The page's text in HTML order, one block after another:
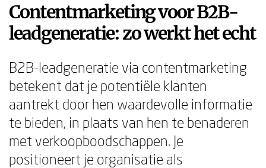
Contentmarketing voor B2B-
leadgeneratie: zo werkt het echt
B2B-leadgeneratie via contentmarketing
betekent dat je potentiële klanten
aantrekt door hen waardevolle informatie
te bieden, in plaats van hen te benaderen
met verkoopboodschappen. Je
positioneert je organisatie als